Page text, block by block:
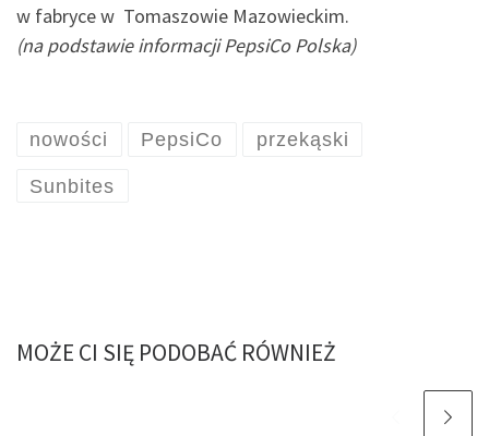
w fabryce w Tomaszowie Mazowieckim.
(na podstawie informacji PepsiCo Polska)
nowości PepsiCo przekąski
Sunbites
MOŻE CI SIĘ PODOBAĆ RÓWNIEŻ